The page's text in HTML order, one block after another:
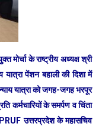
मोर्चा के राष्ट्रीय अध्यक्ष श्री
यात्रा पेंशन बहाली की दिशा में
यात्रा को जगह-जगह भरपूर
कर्मचारियों के समर्पण व चिंता
उत्तरप्रदेश के महासचिव